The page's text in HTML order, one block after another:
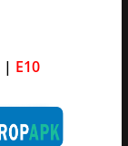
| E10